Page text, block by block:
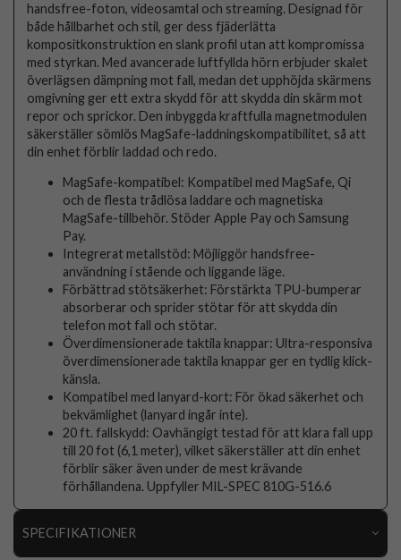
handsfree-foton, videosamtal och streaming. Designad för
både hållbarhet och stil, ger dess fjäderlätta
kompositkonstruktion en slank profil utan att kompromissa
med styrkan. Med avancerade luftfyllda hörn erbjuder skalet
överlägsen dämpning mot fall, medan det upphöjda skärmens
omgivning ger ett extra skydd för att skydda din skärm mot
repor och sprickor. Den inbyggda kraftfulla magnetmodulen
säkerställer sömlös MagSafe-laddningskompatibilitet, så att
din enhet förblir laddad och redo.
MagSafe-kompatibel: Kompatibel med MagSafe, Qi
och de flesta trådlösa laddare och magnetiska
MagSafe-tillbehör. Stöder Apple Pay och Samsung
Pay.
Integrerat metallstöd: Möjliggör handsfree-
användning i stående och liggande läge.
Förbättrad stötsäkerhet: Förstärkta TPU-bumperar
absorberar och sprider stötar för att skydda din
telefon mot fall och stötar.
Överdimensionerade taktila knappar: Ultra-responsiva
överdimensionerade taktila knappar ger en tydlig klick-
känsla.
Kompatibel med lanyard-kort: För ökad säkerhet och
bekvämlighet (lanyard ingår inte).
20 ft. fallskydd: Oavhängigt testad för att klara fall upp
till 20 fot (6,1 meter), vilket säkerställer att din enhet
förblir säker även under de mest krävande
förhållandena. Uppfyller MIL-SPEC 810G-516.6
SPECIFIKATIONER